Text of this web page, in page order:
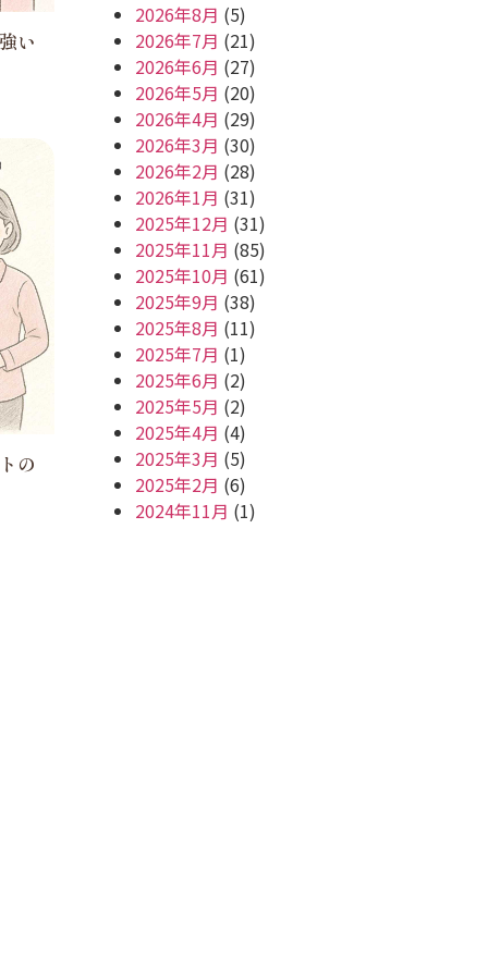
い
の
2026年8月 (5)
2026年7月 (21)
2026年6月 (27)
2026年5月 (20)
2026年4月 (29)
2026年3月 (30)
2026年2月 (28)
2026年1月 (31)
2025年12月 (31)
2025年11月 (85)
2025年10月 (61)
2025年9月 (38)
2025年8月 (11)
2025年7月 (1)
2025年6月 (2)
2025年5月 (2)
2025年4月 (4)
2025年3月 (5)
2025年2月 (6)
2024年11月 (1)